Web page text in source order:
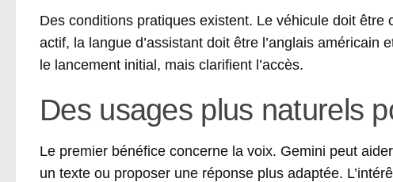
Des conditions pratiques existent. Le véhicule doit
actif, la langue d’assistant doit être l’anglais
le lancement initial, mais clarifient l’accès.
Des usages plus naturels
Le premier bénéfice concerne la voix. Gemini peut
un texte ou proposer une réponse plus adaptée.